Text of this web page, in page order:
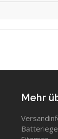
Mehr